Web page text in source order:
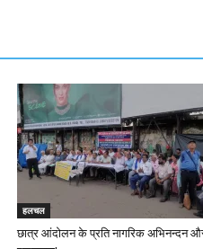
हलचल
छात्र आंदोलन के प्रति नागरिक अभिनन्दन